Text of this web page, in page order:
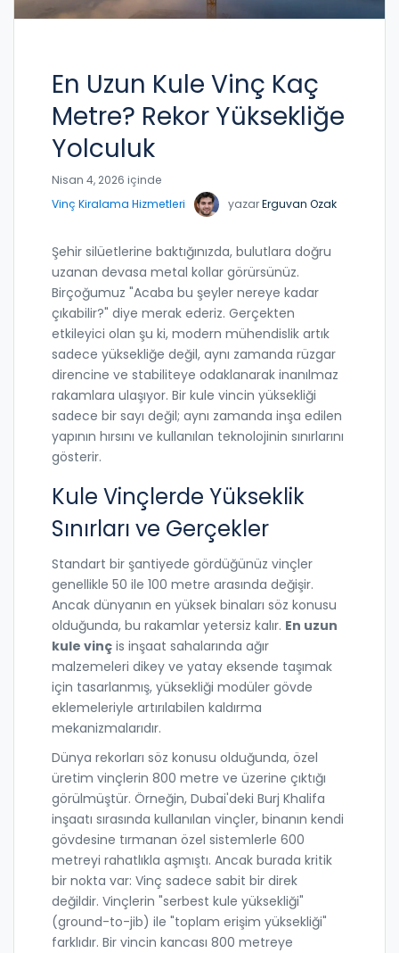
En Uzun Kule Vinç Kaç
Metre? Rekor Yüksekliğe
Yolculuk
Nisan 4, 2026 içinde
Vinç Kiralama Hizmetleri
yazarErguvan Ozak
Şehir silüetlerine baktığınızda, bulutlara doğru
uzanan devasa metal kollar görürsünüz.
Birçoğumuz "Acaba bu şeyler nereye kadar
çıkabilir?" diye merak ederiz. Gerçekten
etkileyici olan şu ki, modern mühendislik artık
sadece yüksekliğe değil, aynı zamanda rüzgar
direncine ve stabiliteye odaklanarak inanılmaz
rakamlara ulaşıyor. Bir kule vincin yüksekliği
sadece bir sayı değil; aynı zamanda inşa edilen
yapının hırsını ve kullanılan teknolojinin sınırlarını
gösterir.
Kule Vinçlerde Yükseklik
Sınırları ve Gerçekler
Standart bir şantiyede gördüğünüz vinçler
genellikle 50 ile 100 metre arasında değişir.
Ancak dünyanın en yüksek binaları söz konusu
olduğunda, bu rakamlar yetersiz kalır. En uzun
kule vinç is inşaat sahalarında ağır
malzemeleri dikey ve yatay eksende taşımak
için tasarlanmış, yüksekliği modüler gövde
eklemeleriyle artırılabilen kaldırma
mekanizmalarıdır.
Dünya rekorları söz konusu olduğunda, özel
üretim vinçlerin 800 metre ve üzerine çıktığı
görülmüştür. Örneğin, Dubai'deki Burj Khalifa
inşaatı sırasında kullanılan vinçler, binanın kendi
gövdesine tırmanan özel sistemlerle 600
metreyi rahatlıkla aşmıştı. Ancak burada kritik
bir nokta var: Vinç sadece sabit bir direk
değildir. Vinçlerin "serbest kule yüksekliği"
(ground-to-jib) ile "toplam erişim yüksekliği"
farklıdır. Bir vincin kancası 800 metreye